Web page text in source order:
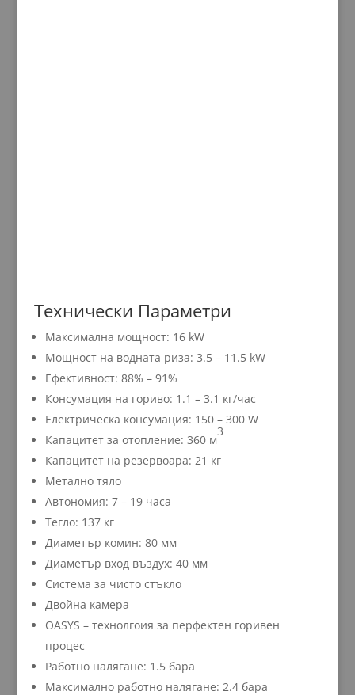
Технически Параметри
Максимална мощност: 16 kW
Мощност на водната риза: 3.5 – 11.5 kW
Ефективност: 88% – 91%
Консумация на гориво: 1.1 – 3.1 кг/час
Електрическа консумация: 150 – 300 W
Капацитет за отопление: 360 м
3
Капацитет на резервоара: 21 кг
Метално тяло
Автономия: 7 – 19 часа
Тегло: 137 кг
Диаметър комин: 80 мм
Диаметър вход въздух: 40 мм
Система за чисто стъкло
Двойна камера
OASYS – технолгоия за перфектен горивен
процес
Работно налягане: 1.5 бара
Максимално работно налягане: 2.4 бара